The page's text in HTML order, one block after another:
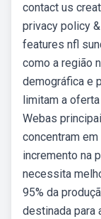
contact us
privacy policy
features nfl
como a região
demográfica e
limitam a
Webas
concentram
incremento na
necessita
95% da
destinada para